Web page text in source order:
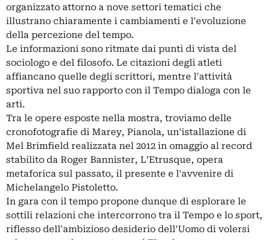
organizzato attorno a nove settori tematici che
illustrano chiaramente i cambiamenti e l'evoluzione
della percezione del tempo.
Le informazioni sono ritmate dai punti di vista del
sociologo e del filosofo. Le citazioni degli atleti
affiancano quelle degli scrittori, mentre l'attività
sportiva nel suo rapporto con il Tempo dialoga con le
arti.
Tra le opere esposte nella mostra, troviamo delle
cronofotografie di Marey, Pianola, un'istallazione di
Mel Brimfield realizzata nel 2012 in omaggio al record
stabilito da Roger Bannister, L’Etrusque, opera
metaforica sul passato, il presente e l'avvenire di
Michelangelo Pistoletto.
In gara con il tempo propone dunque di esplorare le
sottili relazioni che intercorrono tra il Tempo e lo sport,
riflesso dell'ambizioso desiderio dell'Uomo di volersi